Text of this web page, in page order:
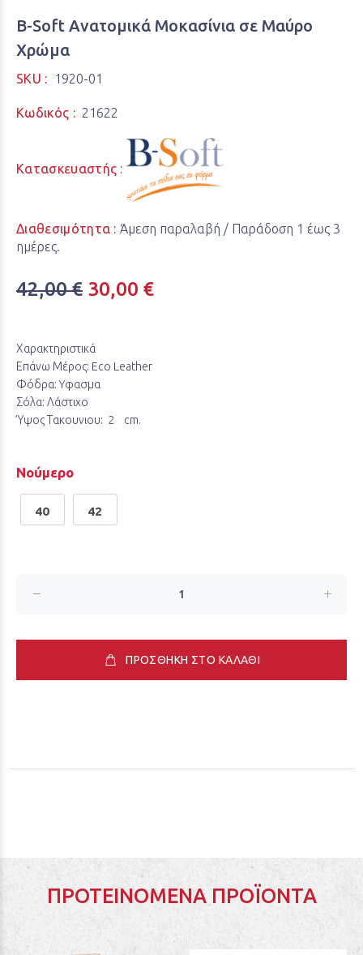
B-Soft Ανατομικά Μοκασίνια σε Μαύρο
Χρώμα
SKU : 1920-01
Κωδικός : 21622
Κατασκευαστής :
Διαθεσιμότητα :Άμεση παραλαβή / Παράδoση 1 έως 3
ημέρες.
42,00 € 30,00 €
Χαρακτηριστικά
Επάνω Μέρος: Eco Leather
Φόδρα: Yφασμα
Σόλα: Λάστιχο
Ύψος Τακουνιου: 2 cm.
Νούμερο
40 42
ΠΡΟΣΘΗΚΗ ΣΤΟ ΚΑΛΑΘΙ
ΠΡΟΤΕΙΝΌΜΕΝΑ ΠΡΟΪΌΝΤΑ